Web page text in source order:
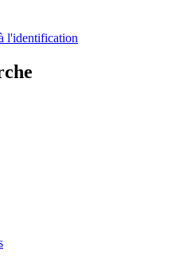
l'identification